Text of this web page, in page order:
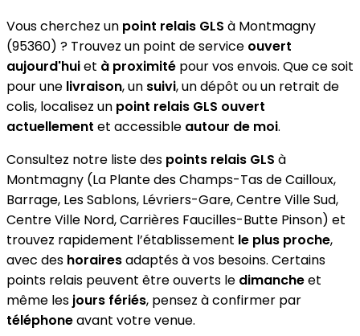
Vous cherchez un point relais GLS à Montmagny
(95360) ? Trouvez un point de service ouvert
aujourd'huiet à proximité pour vos envois. Que ce soit
pour une livraison, un suivi, un dépôt ou un retrait de
colis, localisez un point relais GLS ouvert
actuellement et accessible autour de moi.
Consultez notre liste des points relais GLS à
Montmagny (La Plante des Champs-Tas de Cailloux,
Barrage, Les Sablons, Lévriers-Gare, Centre Ville Sud,
Centre Ville Nord, Carrières Faucilles-Butte Pinson) et
trouvez rapidement l’établissement le plus proche,
avec des horairesadaptés à vos besoins. Certains
points relais peuvent être ouverts le dimancheet
même les jours fériés, pensez à confirmer par
téléphoneavant votre venue.